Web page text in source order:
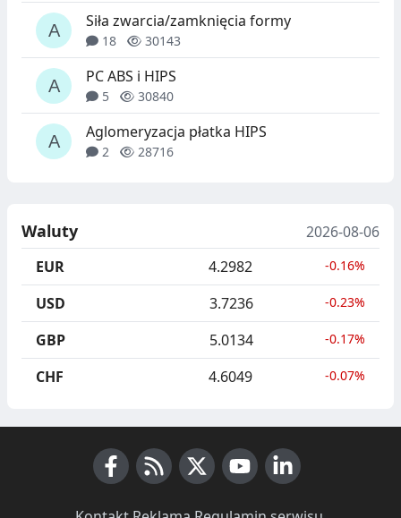
Siła zwarcia/zamknięcia formy
18 30143
PC ABS i HIPS
5 30840
Aglomeryzacja płatka HIPS
2 28716
Waluty
2026-08-06
EUR
4.2982 -0.16%
USD 3.7236 -0.23%
GBP 5.0134 -0.17%
CHF 4.6049 -0.07%